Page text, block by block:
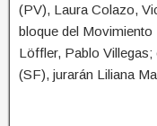
(PV), Laura Colazo,
bloque del
Löffler, Pablo Villegas;
(SF), jurarán Liliana